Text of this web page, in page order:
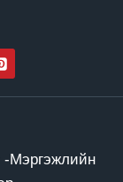
-Мэргэжлийн